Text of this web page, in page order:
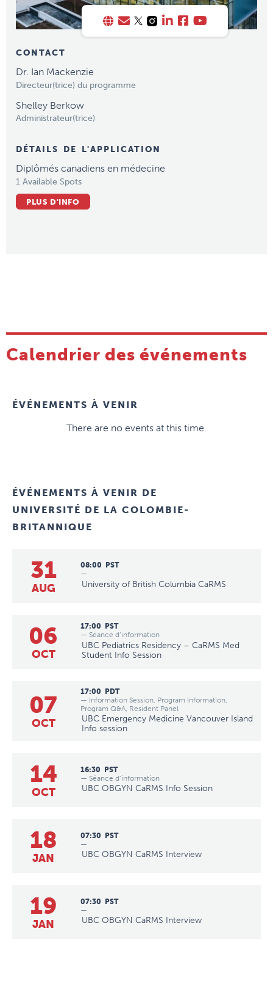
CONTACT
Dr. Ian Mackenzie
Directeur(trice) du programme
Shelley Berkow
Administrateur(trice)
DÉTAILS DE L'APPLICATION
Diplômés canadiens en médecine
1 Available Spots
PLUS D'INFO
Calendrier des événements
ÉVÉNEMENTS À VENIR
There are no events at this time.
ÉVÉNEMENTS À VENIR DE
UNIVERSITÉ DE LA COLOMBIE-
BRITANNIQUE
31
AUG
08:00
PST
—
University of British Columbia CaRMS
06
OCT
17:00
PST
— Séance d’information
UBC Pediatrics Residency – CaRMS Med
Student Info Session
07
OCT
17:00 PDT
— Information Session, Program Information,
Program Q&A, Resident Panel
UBC Emergency Medicine Vancouver Island
Info session
14
OCT
16:30 PST
— Séance d’information
UBC OBGYN CaRMS Info Session
18
JAN
07:30 PST
—
UBC OBGYN CaRMS Interview
19
JAN
07:30 PST
—
UBC OBGYN CaRMS Interview